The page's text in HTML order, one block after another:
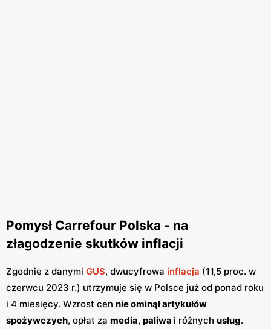
Pomysł Carrefour Polska - na
złagodzenie skutków inflacji
Zgodnie z danymi GUS, dwucyfrowa inflacja (11,5 proc. w
czerwcu 2023 r.) utrzymuje się w Polsce już od ponad roku
i 4 miesięcy. Wzrost cen nie ominął artykułów
spożywczych, opłat za media, paliwa i różnych usług.